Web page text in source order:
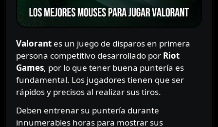
Valorantes un juego de disparos en primera
persona competitivo desarrollado por Riot
Games, por lo que tener buena puntería es
fundamental. Los jugadores tienen que ser
rápidos y precisos al realizar sus tiros.
Deben entrenar su puntería durante
innumerables horas para mostrar sus